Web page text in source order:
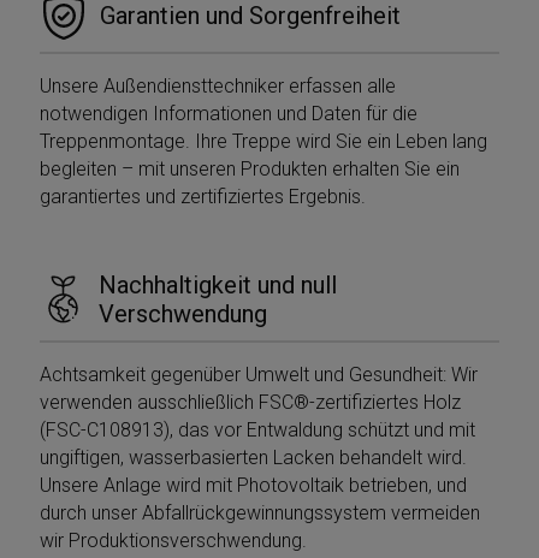
Garantien und Sorgenfreiheit
Unsere Außendiensttechniker erfassen alle
notwendigen Informationen und Daten für die
Treppenmontage. Ihre Treppe wird Sie ein Leben lang
begleiten – mit unseren Produkten erhalten Sie ein
garantiertes und zertifiziertes Ergebnis.
Nachhaltigkeit und null
Verschwendung
Achtsamkeit gegenüber Umwelt und Gesundheit: Wir
verwenden ausschließlich FSC®-zertifiziertes Holz
(FSC-C108913), das vor Entwaldung schützt und mit
ungiftigen, wasserbasierten Lacken behandelt wird.
Unsere Anlage wird mit Photovoltaik betrieben, und
durch unser Abfallrückgewinnungssystem vermeiden
wir Produktionsverschwendung.